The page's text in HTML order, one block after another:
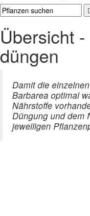
Übersicht
düngen
Damit die
Barbarea optimal
Nährstoffe
Düngung und dem
jeweiligen